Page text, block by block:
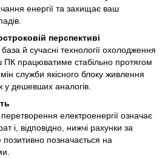
енергії та захищає ваш
перспективі
й сучасні технології охолодження
працюватиме стабільно протягом
служби якісного блоку живлення
у дешевших аналогів.
електроенергії означає
і, відповідно, нижчі рахунки за
позитивно позначається на